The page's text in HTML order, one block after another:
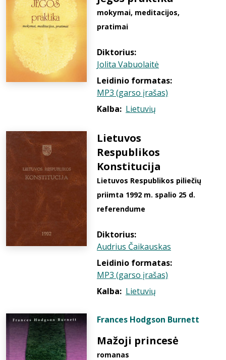
mokymai, meditacijos,
pratimai
Diktorius:
Jolita Vabuolaitė
Leidinio formatas:
MP3 (garso įrašas)
Kalba: Lietuvių
Lietuvos
Respublikos
Konstitucija
Lietuvos Respublikos piliečių
priimta 1992 m. spalio 25 d.
referendume
Diktorius:
Audrius Čaikauskas
Leidinio formatas:
MP3 (garso įrašas)
Kalba: Lietuvių
Frances Hodgson Burnett
Mažoji princesė
romanas